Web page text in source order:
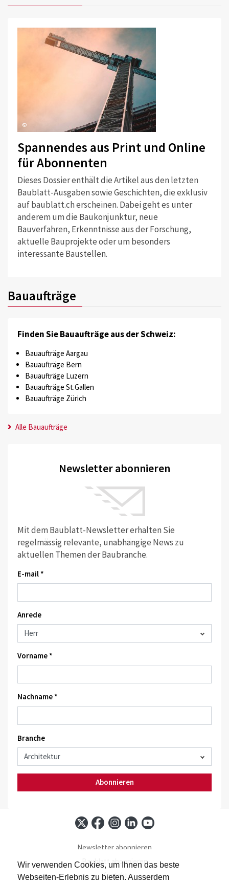
Wir verwenden Cookies, um Ihnen das beste
Webseiten-Erlebnis zu bieten. Ausserdem
©
Spannendes aus Print und Online
für Abonnenten
Dieses Dossier enthält die Artikel aus den letzten
Baublatt-Ausgaben sowie Geschichten, die exklusiv
auf baublatt.ch erscheinen. Dabei geht es unter
anderem um die Baukonjunktur, neue
Bauverfahren, Erkenntnisse aus der Forschung,
aktuelle Bauprojekte oder um besonders
interessante Baustellen.
Bauaufträge
Finden Sie Bauaufträge aus der Schweiz:
Bauaufträge Aargau
Bauaufträge Bern
Bauaufträge Luzern
Bauaufträge St.Gallen
Bauaufträge Zürich
Alle Bauaufträge
Newsletter abonnieren
Mit dem Baublatt-Newsletter erhalten Sie
regelmässig relevante, unabhängige News zu
aktuellen Themen der Baubranche.
E-mail *
Anrede
Vorname *
Nachname *
Branche
Abonnieren
Newsletter abonnieren
Baublatt abonnieren
Kontakt